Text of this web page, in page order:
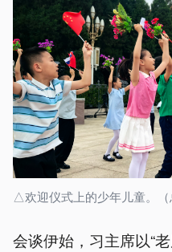
△欢迎仪式上的少年儿童。（
会谈伊始，习主席以“